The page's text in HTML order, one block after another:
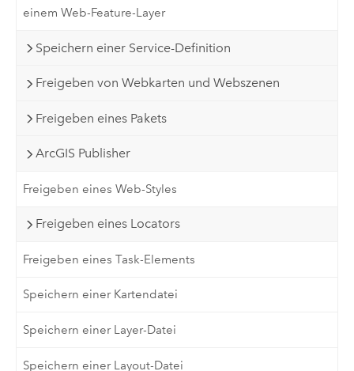
einem Web-Feature-Layer
Speichern einer Service-Definition
Freigeben von Webkarten und Webszenen
Freigeben eines Pakets
ArcGIS Publisher
Freigeben eines Web-Styles
Freigeben eines Locators
Freigeben eines Task-Elements
Speichern einer Kartendatei
Speichern einer Layer-Datei
Speichern einer Layout-Datei